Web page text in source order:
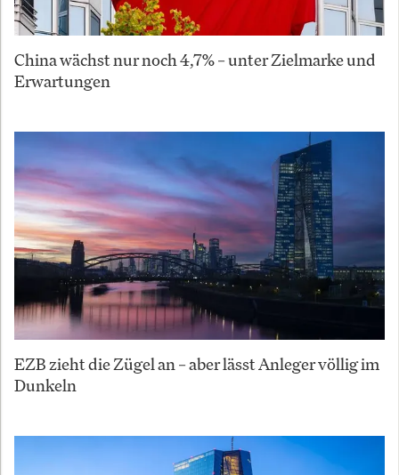
China wächst nur noch 4,7% – unter Zielmarke und
Erwartungen
EZB zieht die Zügel an – aber lässt Anleger völlig im
Dunkeln